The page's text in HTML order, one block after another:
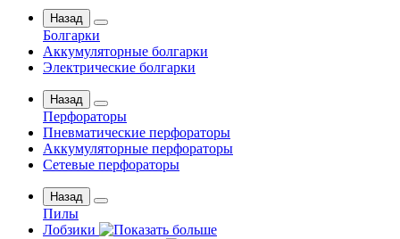
Назад
Болгарки
Аккумуляторные болгарки
Электрические болгарки
Назад
Перфораторы
Пневматические перфораторы
Аккумуляторные перфораторы
Сетевые перфораторы
Назад
Пилы
Лобзики